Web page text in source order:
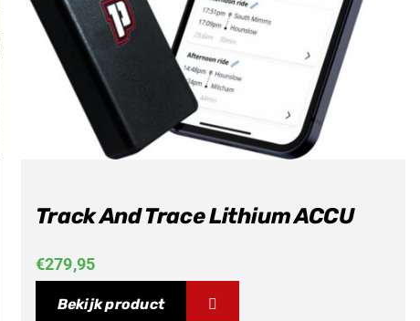
Track And Trace Lithium ACCU
€279,95
Bekijk product